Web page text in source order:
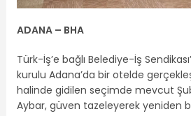
ADANA – BHA
Türk-İş’e bağlı Belediye-İş
kurulu Adana’da bir otelde
halinde gidilen seçimde mevcut
Aybar, güven tazeleyerek yeniden